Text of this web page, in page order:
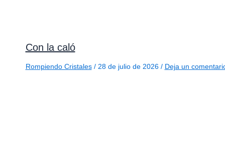
Con la caló
Rompiendo Cristales/ 28 de julio de 2026 / Deja un